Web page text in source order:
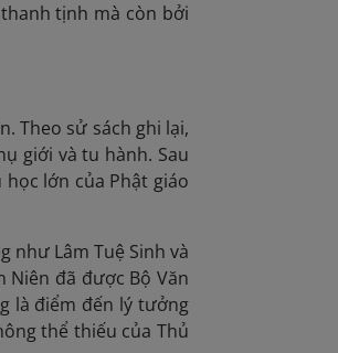
tịnh mà còn bởi
Theo sử sách ghi lại,
giới và tu hành. Sau
lớn của Phật giáo
như Lâm Tuệ Sinh và
Niên đã được Bộ Văn
là điểm đến lý tưởng
thể thiếu của Thủ